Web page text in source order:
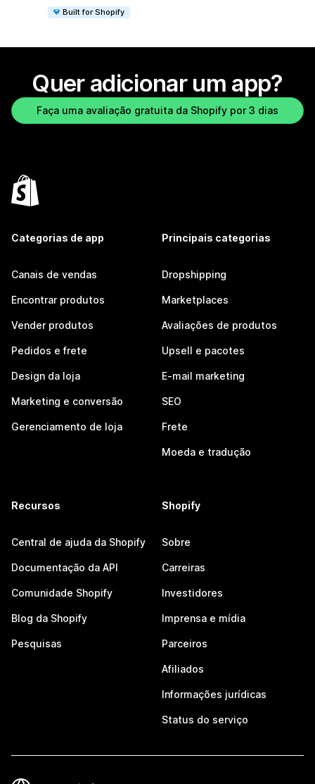
Built for Shopify
Quer adicionar um app?
Faça uma avaliação gratuita da Shopify por 3 dias
Categorias de app
Canais de vendas
Encontrar produtos
Vender produtos
Pedidos e frete
Design da loja
Marketing e conversão
Gerenciamento de loja
Principais categorias
Dropshipping
Marketplaces
Avaliações de produtos
Upsell e pacotes
E-mail marketing
SEO
Frete
Moeda e tradução
Recursos
Central de ajuda da Shopify
Documentação da API
Comunidade Shopify
Blog da Shopify
Pesquisas
Shopify
Sobre
Carreiras
Investidores
Imprensa e mídia
Parceiros
Afiliados
Informações jurídicas
Status do serviço